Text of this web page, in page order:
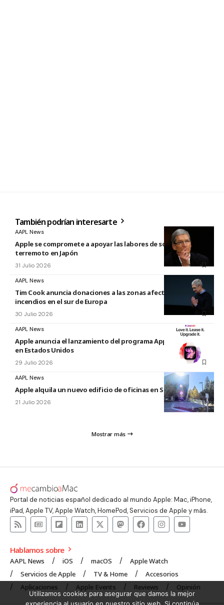
También podrían interesarte
AAPL News
Apple se compromete a apoyar las labores de socorro tras el
terremoto en Japón
31 Julio 2026
AAPL News
Tim Cook anuncia donaciones a las zonas afectadas por los
incendios en el sur de Europa
30 Julio 2026
AAPL News
Apple anuncia el lanzamiento del programa Apple Upgrade
en Estados Unidos
29 Julio 2026
AAPL News
Apple alquila un nuevo edificio de oficinas en Sunnyvale
21 Julio 2026
Mostrar más
Portal de noticias español dedicado al mundo Apple: Mac, iPhone,
iPad, Apple TV, Apple Watch, HomePod, Servicios de Apple y más.
Hablamos sobre
AAPL News iOS macOS
Apple Watch
Servicios de Apple
TV & Home
Accesorios
Aplicaciones
Apple Events Reviews Opinión
Utilizamos cookies para asegurar que damos la mejor